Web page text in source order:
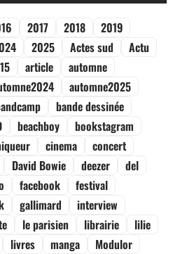
2017 2018
2019
2025 Actes sud
Actu
article
automne
automne2025
bande dessinée
beachboy
bookstagram
cinema
concert
David Bowie deezer
del
facebook
festival
gallimard
interview
le parisien librairie
lilie
livres manga
Modulor